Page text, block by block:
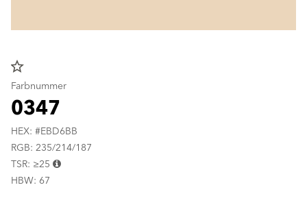
star_border
Farbnummer
0347
HEX: #EBD6BB
RGB: 235/214/187
TSR: ≥25
HBW: 67